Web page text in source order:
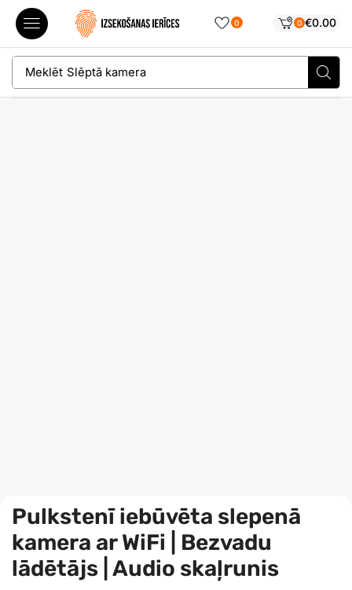
0 0 €0.00
Meklēt Slēptā kamera
Pulkstenī iebūvēta slepenā
kamera ar WiFi | Bezvadu
lādētājs | Audio skaļrunis